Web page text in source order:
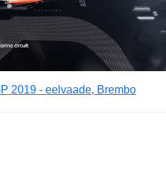
2019 - eelvaade, Brembo